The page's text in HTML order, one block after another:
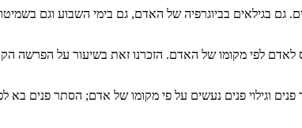
גם בגילאים בביוגרפיה של האדם, גם בימי השבוע וגם
לאדם לפי מקומו של האדם. הזכרנו זאת בשיעור על הפרשה
פנים נעשים על פי מקומו של אדם; הסתר פנים בא